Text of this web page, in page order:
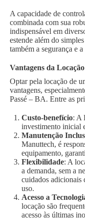
A capacidade de
combinada com sua
indispensável em
estende além do
também a segurança e
Vantagens da
Optar pela locação de
vantagens,
Passé – BA. Entre as
Custo-benefício: A
investimento inicial
Manutenção
Manuttech, é
equipamento,
Flexibilidade: A
a demanda, sem a
cuidados adicionais
uso.
Acesso a
locação são
acesso às últimas